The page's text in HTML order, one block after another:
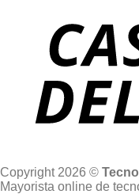
Copyright 2026 ©
Mayorista online de